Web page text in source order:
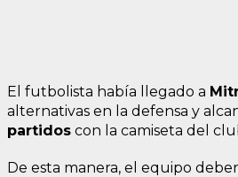
El futbolista había llegado a
alternativas en la defensa y
partidos con la camiseta del
De esta manera, el equipo